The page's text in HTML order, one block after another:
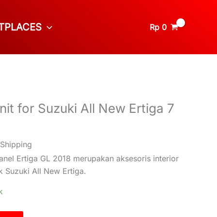
Rp 0
for Suzuki All New Ertiga 7
Ertiga GL 2018 merupakan aksesoris interior
Suzuki All New Ertiga.